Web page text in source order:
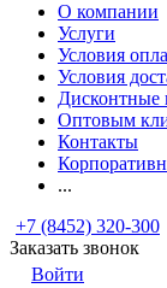
О компании
Услуги
Условия
Условия
Дисконтные
Оптовым
Контакты
...
+7 (8452) 320-300
Заказать звонок
Войти